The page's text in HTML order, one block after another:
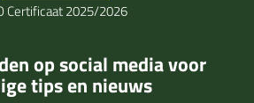
Certificaat 2025/2026
op social media voor
tips en nieuws